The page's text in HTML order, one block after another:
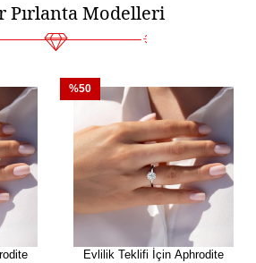
Pırlanta Modelleri
Evlilik Teklifi İçin Aphrodite
%50